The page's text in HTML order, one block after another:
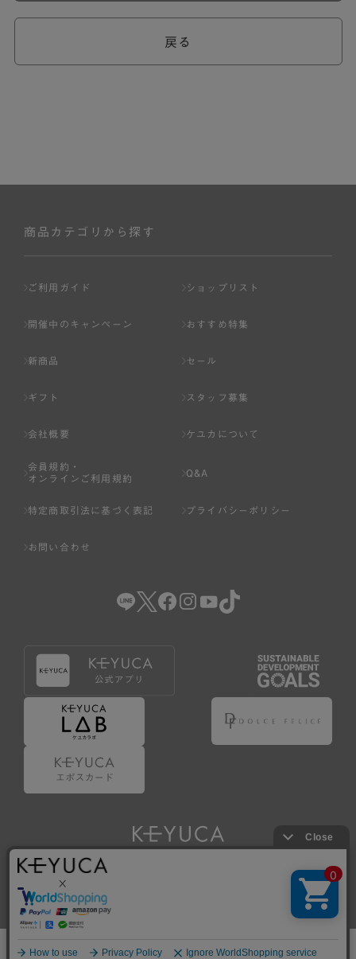
戻る
商品カテゴリから探す
ご利用ガイド ショップリスト
開催中のキャンペーン おすすめ特集
新商品 セール
ギフト スタッフ募集
会社概要 ケユカについて
会員規約・
オンラインご利用規約
Q&A
特定商取引法に基づく表記 プライバシーポリシー
お問い合わせ
Copyright © KAWAJUN Co., Ltd. All Rights Reserved.